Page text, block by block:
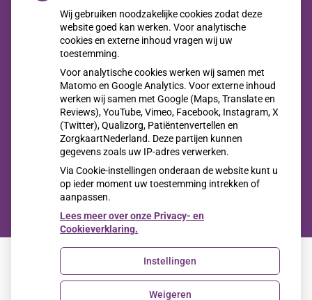
Nieuwe huisartsen
Jaarverslag 2025
Jong en alert: hoe je borstkanker herkent als je verder kijkt
dan een knobbeltje
Sinds huisartsen afslankmedicijnen mogen voorschrijven,
neemt gebruik toe
Eigen risico gaat onder toekomstig kabinet omhoog
Uw Zorg Online
Wij gebruiken noodzakelijke cookies zodat deze
website goed kan werken. Voor analytische
cookies en externe inhoud vragen wij uw
toestemming.
Voor analytische cookies werken wij samen met
Matomo en Google Analytics. Voor externe inhoud
werken wij samen met Google (Maps, Translate en
Reviews), YouTube, Vimeo, Facebook, Instagram, X
(Twitter), Qualizorg, Patiëntenvertellen en
ZorgkaartNederland. Deze partijen kunnen
gegevens zoals uw IP-adres verwerken.
Via Cookie-instellingen onderaan de website kunt u
op ieder moment uw toestemming intrekken of
aanpassen.
Lees meer over onze Privacy- en
Cookieverklaring.
Instellingen
Weigeren